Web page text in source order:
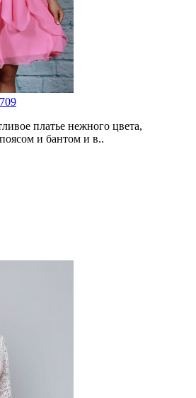
платье нежного цвета,
и бантом и в..